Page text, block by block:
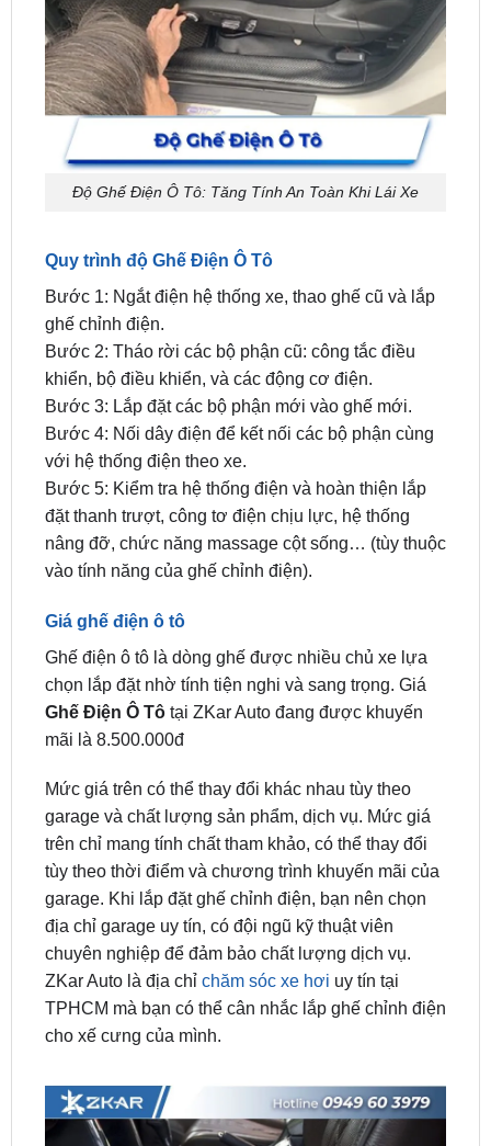
Độ Ghế Điện Ô Tô: Tăng Tính An Toàn Khi Lái Xe
Quy trình độ Ghế Điện Ô Tô
ghế chỉnh điện.
Bước 2: Tháo rời các bộ phận cũ: công tắc điều
khiển, bộ điều khiển, và các động cơ điện.
Bước 3: Lắp đặt các bộ phận mới vào ghế mới.
Bước 4: Nối dây điện để kết nối các bộ phận cùng
với hệ thống điện theo xe.
Bước 5: Kiểm tra hệ thống điện và hoàn thiện lắp
đặt thanh trượt, công tơ điện chịu lực, hệ thống
nâng đỡ, chức năng massage cột sống… (tùy thuộc
vào tính năng của ghế chỉnh điện).
Giá ghế điện ô tô
chọn lắp đặt nhờ tính tiện nghi và sang trọng. Giá
Ghế Điện Ô Tô tại ZKar Auto đang được khuyến
mãi là 8.500.000đ
Mức giá trên có thể thay đổi khác nhau tùy theo
trên chỉ mang tính chất tham khảo, có thể thay đổi
tùy theo thời điểm và chương trình khuyến mãi của
garage. Khi lắp đặt ghế chỉnh điện, bạn nên chọn
địa chỉ garage uy tín, có đội ngũ kỹ thuật viên
chuyên nghiệp để đảm bảo chất lượng dịch vụ.
ZKar Auto là địa chỉ chăm sóc xe hơiuy tín tại
TPHCM mà bạn có thể cân nhắc lắp ghế chỉnh điện
cho xế cưng của mình.